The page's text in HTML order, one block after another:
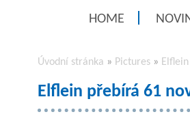
HOME
Úvodní stránka » Pictures »
Elflein přebírá 61